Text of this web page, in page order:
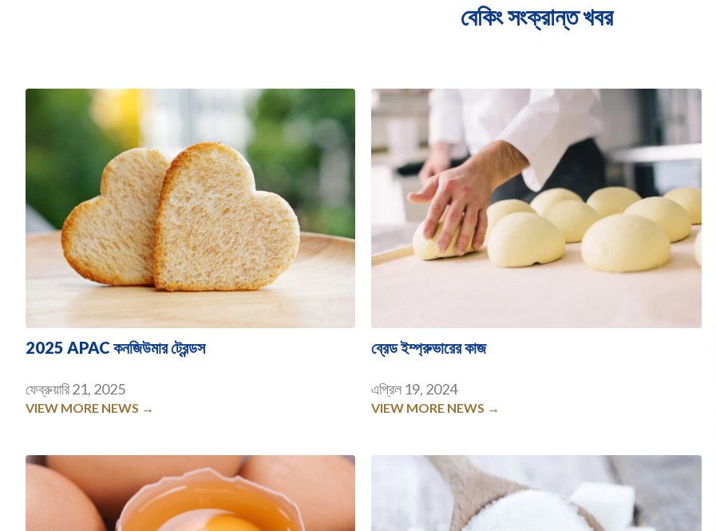
বেকিং সংক্রান্ত খবর
2025 APAC কনজিউমার ট্রেন্ডস
ফেব্রুয়ারি 21, 2025
VIEW MORE NEWS →
ব্রেড ইম্প্রুভারের কাজ
এপ্রিল 19, 2024
VIEW MORE NEWS →